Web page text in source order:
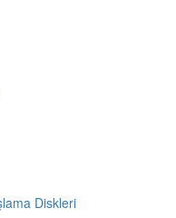
Diskleri